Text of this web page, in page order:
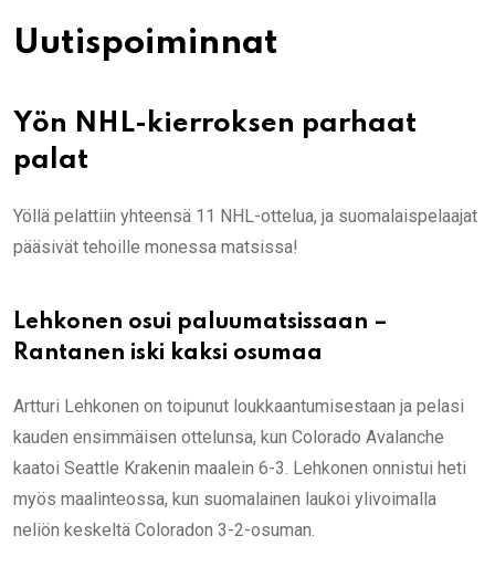
Uutispoiminnat
Yön NHL-kierroksen parhaat
palat
Yöllä pelattiin yhteensä 11 NHL-ottelua, ja suomalaispelaajat
pääsivät tehoille monessa matsissa!
Lehkonen osui paluumatsissaan –
Rantanen iski kaksi osumaa
Artturi Lehkonen on toipunut loukkaantumisestaan ja pelasi
kauden ensimmäisen ottelunsa, kun Colorado Avalanche
kaatoi Seattle Krakenin maalein 6-3. Lehkonen onnistui heti
myös maalinteossa, kun suomalainen laukoi ylivoimalla
neliön keskeltä Coloradon 3-2-osuman.